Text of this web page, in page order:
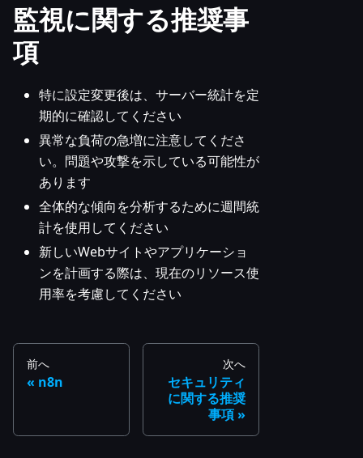
監視に関する推奨事
項
特に設定変更後は、サーバー統計を定
期的に確認してください
異常な負荷の急増に注意してくださ
い。問題や攻撃を示している可能性が
あります
全体的な傾向を分析するために週間統
計を使用してください
新しいWebサイトやアプリケーショ
ンを計画する際は、現在のリソース使
用率を考慮してください
前へ
n8n
次へ
セキュリティ
に関する推奨
事項